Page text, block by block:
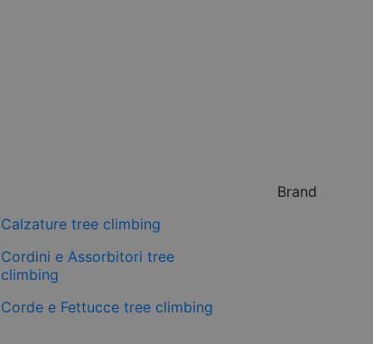
Calzature tree climbing
Cordini e Assorbitori tree
climbing
Corde e Fettucce tree climbing
Brand